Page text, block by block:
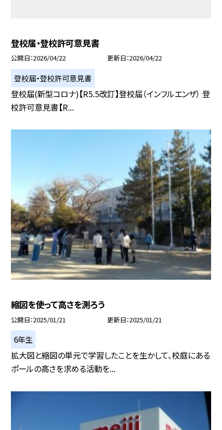
登校届・登校許可意見書
公開日 2026/04/22 更新日 2026/04/22
登校届・登校許可意見書
登校届(新型コロナ)【R5.5改訂】登校届（インフルエンザ） 登
校許可意見書【R...
縮図を使って高さを測ろう
公開日 2025/01/21 更新日 2025/01/21
6年生
拡大図と縮図の単元で学習したことを生かして、校庭にある
ポールの高さを求める活動を...